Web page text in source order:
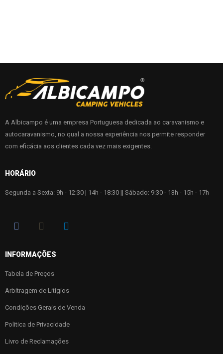
A Albicampo é uma empresa Portuguesa dedicada ao caravanismo e
autocaravanismo, no qual a nossa experiência nos permite responder
com eficácia aos clientes cada vez mais exigentes.
HORÁRIO
Segunda a Sexta: 9h - 12:30 | 14h - 18:30 || Sábado: 9:30 - 13h - 15h - 17h
INFORMAÇÕES
Tabela de Preços
Arbitragem de Litígios
Condições Gerais de Venda
Politica de Privacidade
Livro de Reclamações